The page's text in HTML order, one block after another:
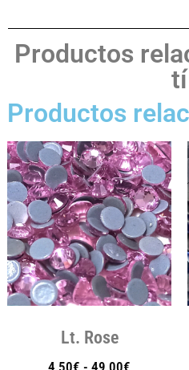
Productos
tí
Productos
Lt. Rose
4,50€ - 49,00€